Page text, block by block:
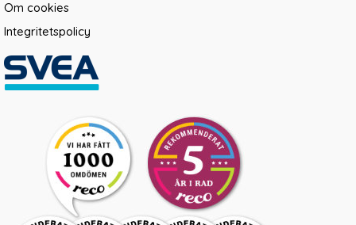
Om cookies
Integritetspolicy